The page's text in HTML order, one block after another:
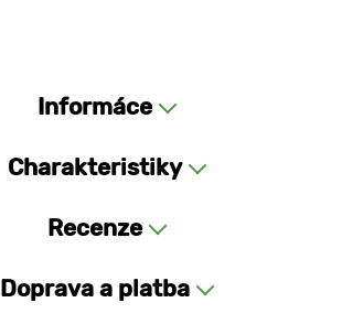
Informáce
Charakteristiky
Recenze
Doprava a platba